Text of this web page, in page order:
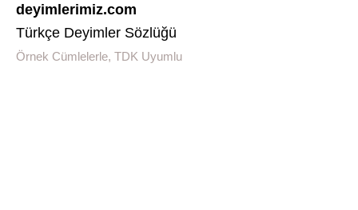
deyimlerimiz.com
Türkçe Deyimler Sözlüğü
Örnek Cümlelerle, TDK Uyumlu